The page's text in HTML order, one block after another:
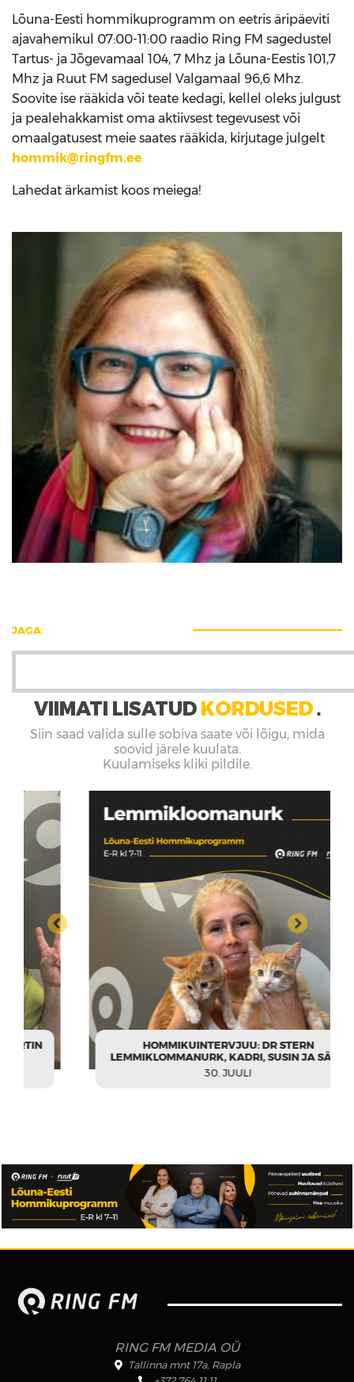
Lõuna-Eesti hommikuprogramm on eetris äripäeviti
ajavahemikul 07:00-11:00 raadio Ring FM sagedustel
Tartus- ja Jõgevamaal 104, 7 Mhz ja Lõuna-Eestis 101,7
Mhz ja Ruut FM sagedusel Valgamaal 96,6 Mhz.
Soovite ise rääkida või teate kedagi, kellel oleks julgust
ja pealehakkamist oma aktiivsest tegevusest või
omaalgatusest meie saates rääkida, kirjutage julgelt
hommik@ringfm.ee
Lahedat ärkamist koos meiega!
JAGA:
VIIMATI LISATUD KORDUSED ■
Siin saad valida sulle sobiva saate või lõigu, mida
soovid järele kuulata.
Kuulamiseks kliki pildile.
HOMMIKUINTERVJUU: DR STERN
LEMMIKLOMMANURK, KADRI, SUSIN JA SÄDE
RING FM MEDIA OÜ
Tallinna mnt 17a, Rapla